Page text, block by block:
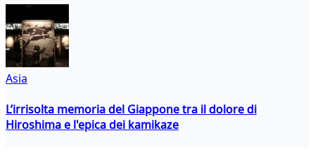
Asia
L’irrisolta memoria del Giappone tra il dolore di
Hiroshima e l'epica dei kamikaze